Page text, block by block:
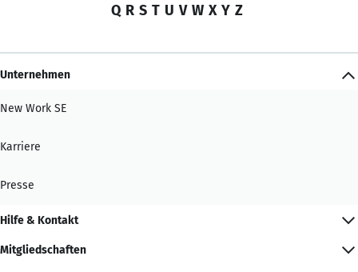
Q R S T U V W X Y Z
Unternehmen
New Work SE
Karriere
Presse
Hilfe & Kontakt
Mitgliedschaften